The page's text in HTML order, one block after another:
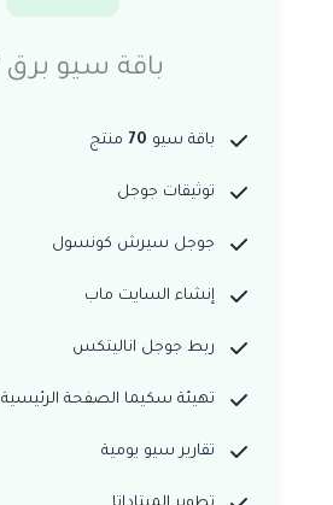
باقة سيو برق VIP
باقة سيو 70 منتج
توثيقات جوجل
جوجل سيرش كونسول
إنشاء السايت ماب
ربط جوجل اناليتكس
تهيئة سكيما الصفحة الرئيسية
تقارير سيو يومية